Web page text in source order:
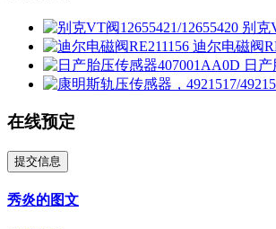
别克
迪尔电磁阀
日
在线预定
提交信息
秀炎的图文